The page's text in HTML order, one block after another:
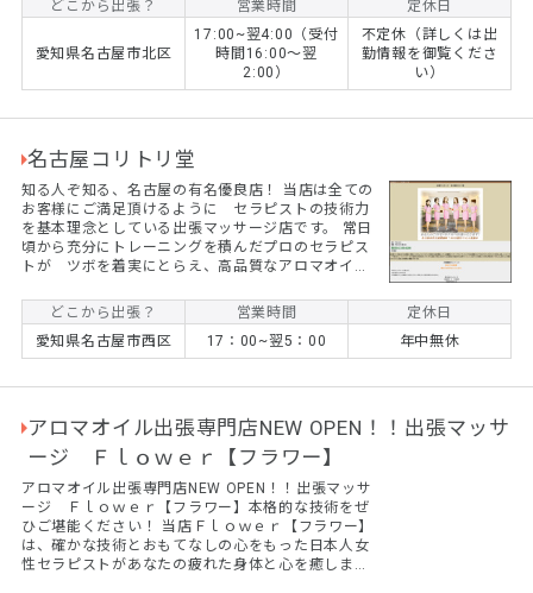
うにし、初めてのお客様でも安心してお問い合わせ
いただけるようにしています。 お客様やセラピスト
との信用、信頼を第一に考えているお店です。 最高
の質だけを取り扱う事で得られる贅沢三昧はアロマ
ンシェスにお任せください。
どこから出張？ 営業時間 定休日
愛知県名古屋市北区
17:00~翌4:00（受付
時間16:00～翌
2:00）
不定休（詳しくは出
勤情報を御覧くださ
い）
名古屋コリトリ堂
知る人ぞ知る、名古屋の有名優良店！ 当店は全ての
お客様にご満足頂けるように セラピストの技術力
を基本理念としている出張マッサージ店です。 常日
頃から充分にトレーニングを積んだプロのセラピス
トが ツボを着実にとらえ、高品質なアロマオイル
０％以上の技をご堪能下さいませ。 今なら、 ☆ご
新規のお客様割引きキャンペーン中☆ 90分以上のコ
ース 終日2000円OFF ※他の割引と併用できませ
ん ★365日割引キャンペーン★ ★最大6000円割引
どこから出張？ 営業時間
定休日
愛知県名古屋市西区
17：00~翌5：00 年中無休
アロマオイル出張専門店NEW OPEN！！出張マッサ
ージ Ｆｌｏｗｅｒ【フラワー】
アロマオイル出張専門店NEW OPEN！！出張マッサ
ージ Ｆｌｏｗｅｒ【フラワー】本格的な技術をぜ
ひご堪能ください！ 当店Ｆｌｏｗｅｒ【フラワー】
は、確かな技術とおもてなしの心をもった日本人女
性セラピストがあなたの疲れた身体と心を癒しま